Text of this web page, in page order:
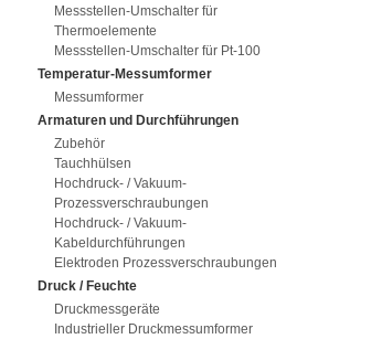
Messstellen-Umschalter für
Thermoelemente
Messstellen-Umschalter für Pt-100
Temperatur-Messumformer
Messumformer
Armaturen und Durchführungen
Zubehör
Tauchhülsen
Hochdruck- / Vakuum-
Prozessverschraubungen
Hochdruck- / Vakuum-
Kabeldurchführungen
Elektroden Prozessverschraubungen
Druck / Feuchte
Druckmessgeräte
Industrieller Druckmessumformer